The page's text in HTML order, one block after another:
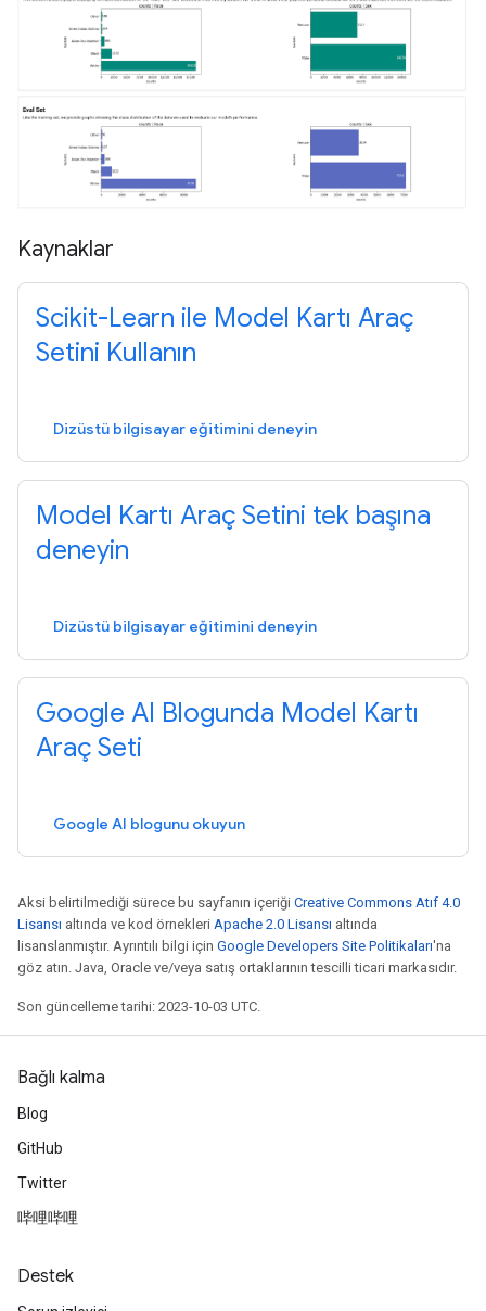
Kaynaklar
Scikit-Learn ile Model Kartı Araç
Setini Kullanın
Dizüstü bilgisayar eğitimini deneyin
Model Kartı Araç Setini tek başına
deneyin
Dizüstü bilgisayar eğitimini deneyin
Google AI Blogunda Model Kartı
Araç Seti
Google AI blogunu okuyun
Aksi belirtilmediği sürece bu sayfanın içeriği Creative Commons Atıf 4.0
Lisansı altında ve kod örnekleri Apache 2.0 Lisansı altında
lisanslanmıştır. Ayrıntılı bilgi için Google Developers Site Politikaları'na
göz atın. Java, Oracle ve/veya satış ortaklarının tescilli ticari markasıdır.
Son güncelleme tarihi: 2023-10-03 UTC.
Bağlı kalma
Blog
GitHub
Twitter
哔哩哔哩
Destek